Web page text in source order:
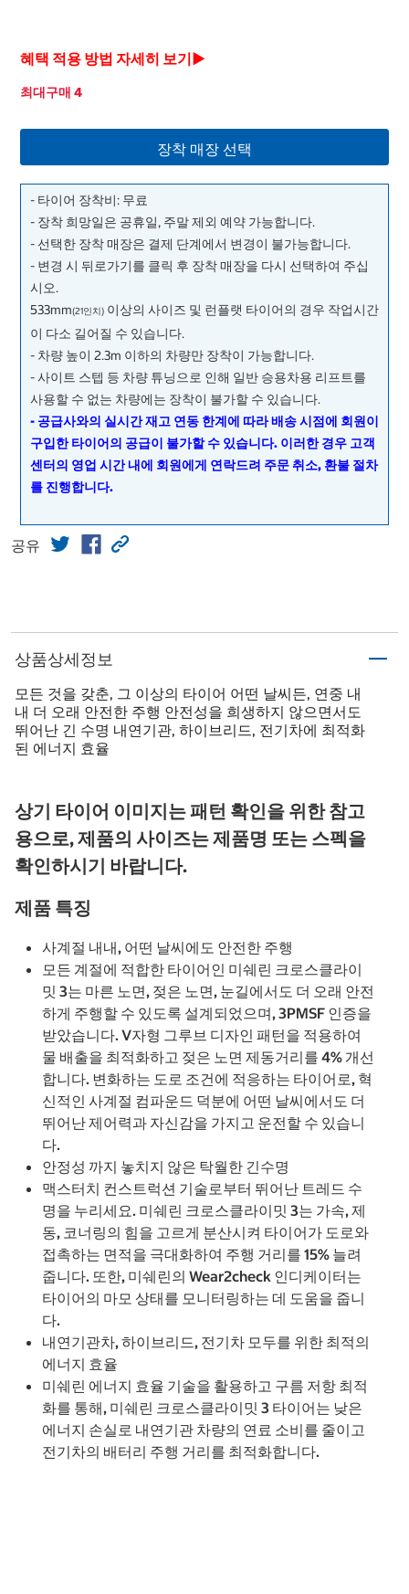
혜택 적용 방법 자세히 보기▶
최대구매 4
장착 매장 선택
- 타이어 장착비: 무료
- 장착 희망일은 공휴일, 주말 제외 예약 가능합니다.
- 선택한 장착 매장은 결제 단계에서 변경이 불가능합니다.
- 변경 시 뒤로가기를 클릭 후 장착 매장을 다시 선택하여 주십
시오.
533mm(21인치) 이상의 사이즈 및 런플랫 타이어의 경우 작업시간
이 다소 길어질 수 있습니다.
- 차량 높이 2.3m 이하의 차량만 장착이 가능합니다.
- 사이트 스텝 등 차량 튜닝으로 인해 일반 승용차용 리프트를
사용할 수 없는 차량에는 장착이 불가할 수 있습니다.
- 공급사와의 실시간 재고 연동 한계에 따라 배송 시점에 회원이
구입한 타이어의 공급이 불가할 수 있습니다. 이러한 경우 고객
센터의 영업 시간 내에 회원에게 연락드려 주문 취소, 환불 절차
를 진행합니다.
공유
상품상세정보
모든 것을 갖춘, 그 이상의 타이어 어떤 날씨든, 연중 내
내 더 오래 안전한 주행 안전성을 희생하지 않으면서도
뛰어난 긴 수명 내연기관, 하이브리드, 전기차에 최적화
된 에너지 효율
상기 타이어 이미지는 패턴 확인을 위한 참고
용으로, 제품의 사이즈는 제품명 또는 스펙을
확인하시기 바랍니다.
제품 특징
사계절 내내, 어떤 날씨에도 안전한 주행
모든 계절에 적합한 타이어인 미쉐린 크로스클라이
밋 3는 마른 노면, 젖은 노면, 눈길에서도 더 오래 안전
하게 주행할 수 있도록 설계되었으며, 3PMSF 인증을
받았습니다. V자형 그루브 디자인 패턴을 적용하여
물 배출을 최적화하고 젖은 노면 제동거리를 4% 개선
합니다. 변화하는 도로 조건에 적응하는 타이어로, 혁
신적인 사계절 컴파운드 덕분에 어떤 날씨에서도 더
뛰어난 제어력과 자신감을 가지고 운전할 수 있습니
다.
안정성 까지 놓치지 않은 탁월한 긴수명
맥스터치 컨스트럭션 기술로부터 뛰어난 트레드 수
명을 누리세요. 미쉐린 크로스클라이밋 3는 가속, 제
동, 코너링의 힘을 고르게 분산시켜 타이어가 도로와
접촉하는 면적을 극대화하여 주행 거리를 15% 늘려
줍니다. 또한, 미쉐린의 Wear2check 인디케이터는
타이어의 마모 상태를 모니터링하는 데 도움을 줍니
다.
내연기관차, 하이브리드, 전기차 모두를 위한 최적의
에너지 효율
미쉐린 에너지 효율 기술을 활용하고 구름 저항 최적
화를 통해, 미쉐린 크로스클라이밋 3 타이어는 낮은
에너지 손실로 내연기관 차량의 연료 소비를 줄이고
전기차의 배터리 주행 거리를 최적화합니다.